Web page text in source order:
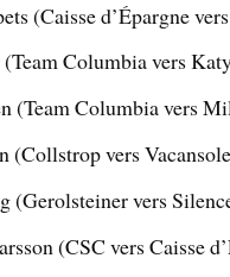
(Caisse d’Épargne
Columbia vers
(Team Columbia vers
(Collstrop vers
(Gerolsteiner vers
(CSC vers Caisse